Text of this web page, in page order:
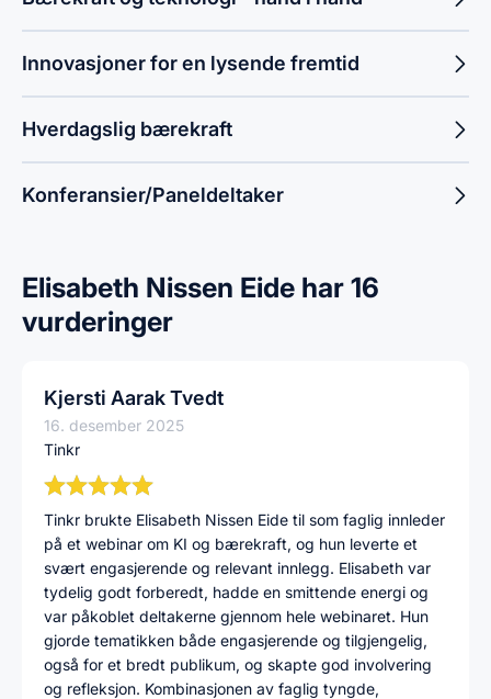
Innovasjoner for en lysende fremtid
Hverdagslig bærekraft
Konferansier/Paneldeltaker
Elisabeth Nissen Eide har 16
vurderinger
Kjersti Aarak Tvedt
16. desember 2025
Tinkr
Tinkr brukte Elisabeth Nissen Eide til som faglig innleder
på et webinar om KI og bærekraft, og hun leverte et
svært engasjerende og relevant innlegg. Elisabeth var
tydelig godt forberedt, hadde en smittende energi og
var påkoblet deltakerne gjennom hele webinaret. Hun
gjorde tematikken både engasjerende og tilgjengelig,
også for et bredt publikum, og skapte god involvering
og refleksjon. Kombinasjonen av faglig tyngde,